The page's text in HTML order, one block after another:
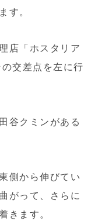
す。
店「ホスタリア
交差点を左に行
谷クミンがある
側から伸びてい
がって、さらに
きます。